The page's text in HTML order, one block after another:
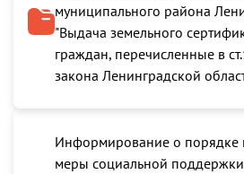
муниципального района
"Выдача земельного
граждан, перечисленные в
закона Ленинградской
Информирование о порядке
меры социальной